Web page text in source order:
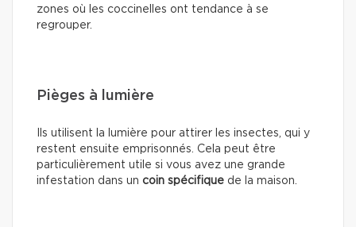
zones où les coccinelles ont tendance à se
regrouper.
Pièges à lumière
Ils utilisent la lumière pour attirer les insectes, qui y
restent ensuite emprisonnés. Cela peut être
particulièrement utile si vous avez une grande
infestation dans un coin spécifique de la maison.